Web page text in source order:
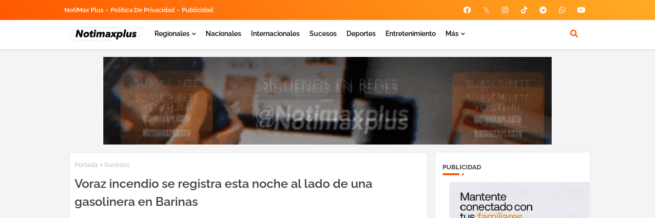
NotiMax Plus Política De Privacidad Publicidad
Regionales Nacionales Internacionales Sucesos Deportes Entretenimiento Más
Portada Sucesos
Voraz incendio se registra esta noche al lado de una
gasolinera en Barinas
PUBLICIDAD